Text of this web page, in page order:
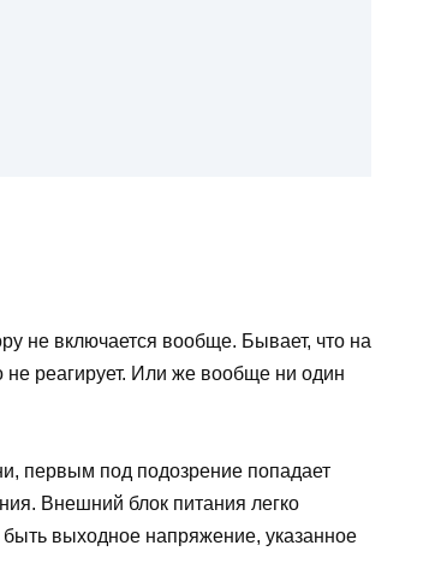
не включается вообще. Бывает, что на
не реагирует. Или же вообще ни один
первым под подозрение попадает
Внешний блок питания легко
выходное напряжение, указанное